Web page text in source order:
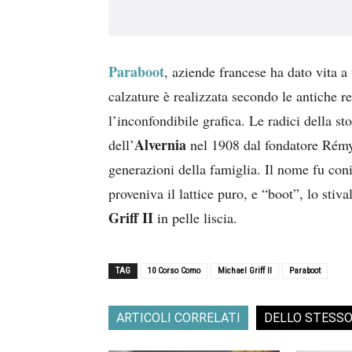
Paraboot, aziende francese ha dato vita
calzature è realizzata secondo le antiche
l’inconfondibile grafica. Le radici della
dell’Alvernia nel 1908 dal fondatore
generazioni della famiglia. Il nome fu
proveniva il lattice puro, e “boot”, lo
Griff II in pelle liscia.
TAG 10 Corso Como Michael Griff II Paraboot
ARTICOLI CORRELATI DELLO